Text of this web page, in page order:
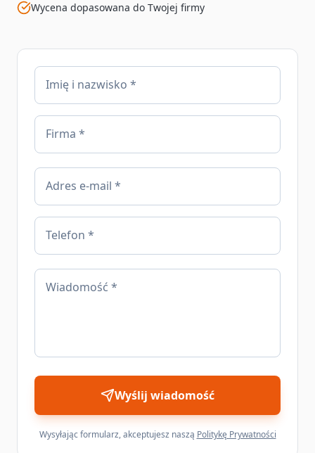
Wycena dopasowana do Twojej firmy
Imię i nazwisko *
Firma *
Adres e-mail *
Telefon *
Wiadomość *
Wyślij wiadomość
Wysyłając formularz, akceptujesz naszą Politykę Prywatności